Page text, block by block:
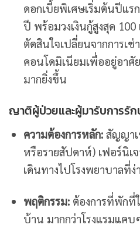
ดอกเบี้ยพิเศษเริ่มต้นปีแร
ปี พร้อมวงเงินกู้สูงสุด
ตัดสินใจเปลี่ยนจากการเ
คอนโดมิเนียมเพื่ออยู่อาศั
มากยิ่งขึ้น
ญาติผู้ป่วยและผู้มารับการรัก
ความต้องการหลัก:สัญญาเ
หรือรายสัปดาห์) เฟอร์นิเ
เดินทางไปโรงพยาบาลที่ง่
พฤติกรรม:ต้องการที่พักที่
บ้าน มากกว่าโรงแรมแคบ